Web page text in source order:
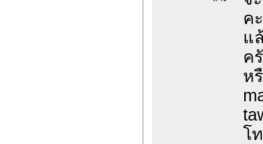
ค
แ
ค
ห
โ